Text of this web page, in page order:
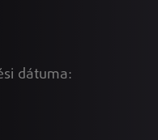
dátuma: